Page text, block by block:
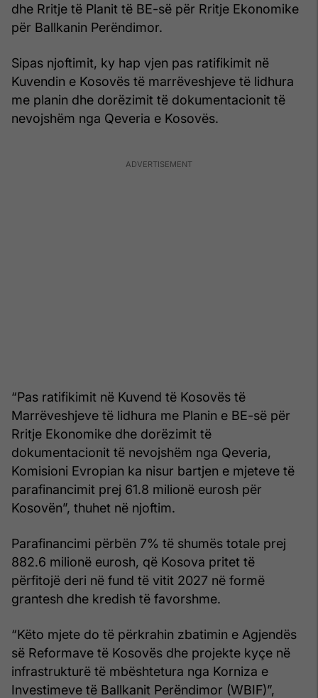
dhe Rritje të Planit të BE-së për Rritje Ekonomike
për Ballkanin Perëndimor.
Sipas njoftimit, ky hap vjen pas ratifikimit në
Kuvendin e Kosovës të marrëveshjeve të lidhura
me planin dhe dorëzimit të dokumentacionit të
nevojshëm nga Qeveria e Kosovës.
“Pas ratifikimit në Kuvend të Kosovës të
Marrëveshjeve të lidhura me Planin e BE-së për
Rritje Ekonomike dhe dorëzimit të
dokumentacionit të nevojshëm nga Qeveria,
Komisioni Evropian ka nisur bartjen e mjeteve të
parafinancimit prej 61.8 milionë eurosh për
Kosovën”, thuhet në njoftim.
Parafinancimi përbën 7% të shumës totale prej
882.6 milionë eurosh, që Kosova pritet të
përfitojë deri në fund të vitit 2027 në formë
grantesh dhe kredish të favorshme.
“Këto mjete do të përkrahin zbatimin e Agjendës
së Reformave të Kosovës dhe projekte kyçe në
infrastrukturë të mbështetura nga Korniza e
Investimeve të Ballkanit Perëndimor (WBIF)”,